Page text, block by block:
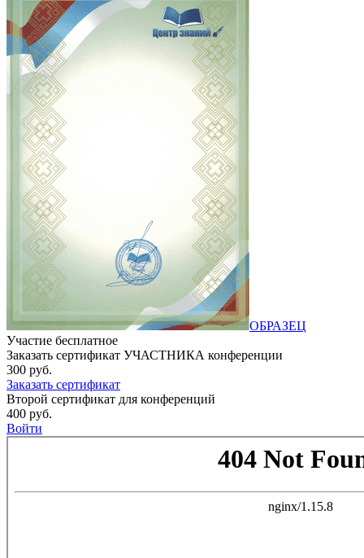
ОБРАЗЕЦ
Участие бесплатное
Заказать сертификат УЧАСТНИКА конференции
300 руб.
Заказать сертификат
Второй сертификат для конференций
400 руб.
Войти